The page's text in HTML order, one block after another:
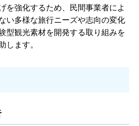
を強化するため、民間事業者によ
い多様な旅行ニーズや志向の変化
型観光素材を開発する取り組みを
します。